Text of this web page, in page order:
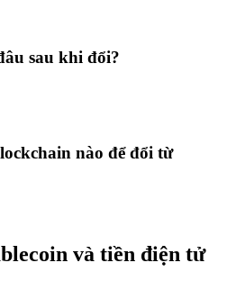
sau khi đổi?
nào để đổi từ
và tiền điện tử